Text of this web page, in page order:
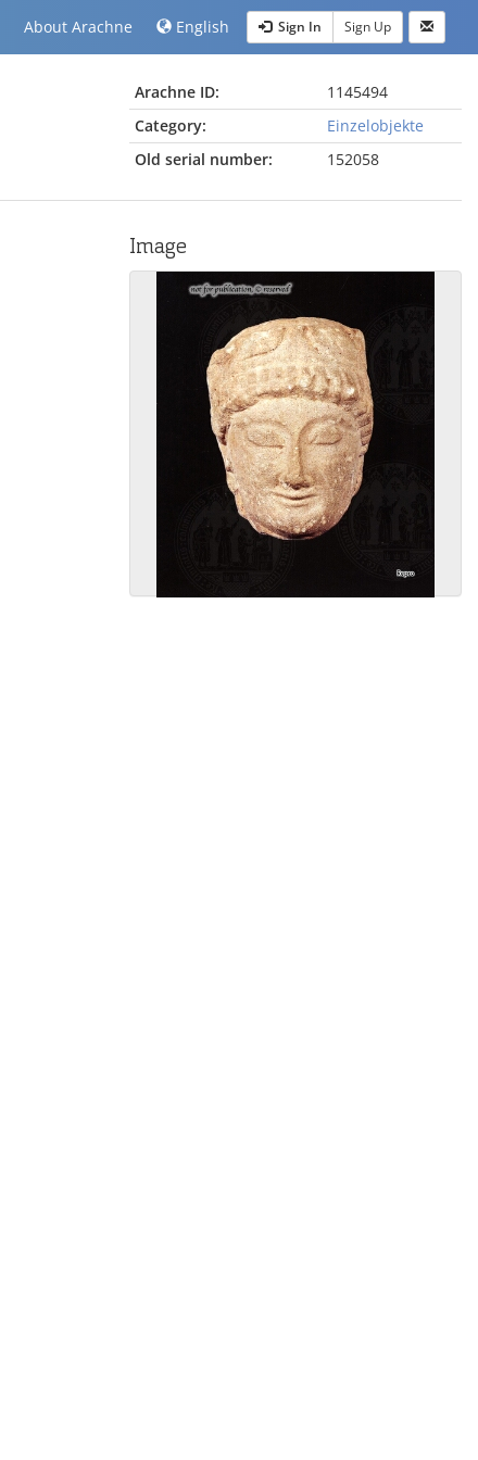
About Arachne English Sign In Sign Up
Arachne ID:
1145494
Category:
Einzelobjekte
Old serial number:
152058
Image